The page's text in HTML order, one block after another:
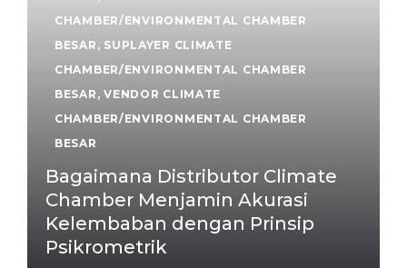
CHAMBER/ENVIRONMENTAL CHAMBER
BESAR , SUPLAYER CLIMATE
CHAMBER/ENVIRONMENTAL CHAMBER
BESAR ,VENDOR CLIMATE
CHAMBER/ENVIRONMENTAL CHAMBER
BESAR
Bagaimana Distributor Climate
Chamber Menjamin Akurasi
Kelembaban dengan Prinsip
Psikrometrik